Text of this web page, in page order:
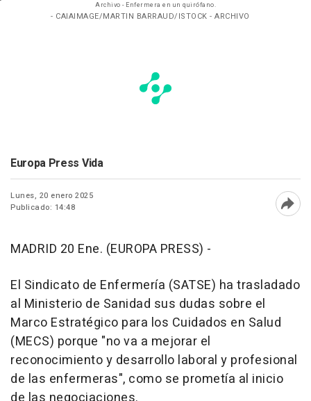
Archivo - Enfermera en un quirófano.
- CAIAIMAGE/MARTIN BARRAUD/ISTOCK - ARCHIVO
Europa Press Vida
Lunes, 20 enero 2025
Publicado: 14:48
MADRID 20 Ene. (EUROPA PRESS) -
El Sindicato de Enfermería (SATSE) ha trasladado
al Ministerio de Sanidad sus dudas sobre el
Marco Estratégico para los Cuidados en Salud
(MECS) porque "no va a mejorar el
reconocimiento y desarrollo laboral y profesional
de las enfermeras", como se prometía al inicio